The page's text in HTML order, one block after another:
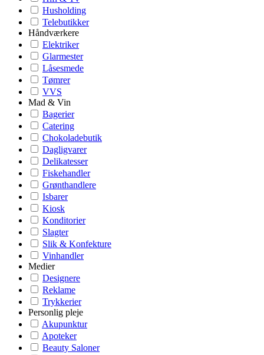
Husholding
Telebutikker
Håndværkere
Elektriker
Glarmester
Låsesmede
Tømrer
VVS
Mad & Vin
Bagerier
Catering
Chokoladebutik
Dagligvarer
Delikatesser
Fiskehandler
Grønthandlere
Isbarer
Kiosk
Konditorier
Slagter
Slik & Konfekture
Vinhandler
Medier
Designere
Reklame
Trykkerier
Personlig pleje
Akupunktur
Apoteker
Beauty Saloner